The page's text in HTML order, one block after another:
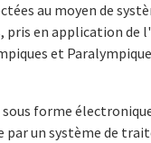
au moyen de
en application de
et
forme
un système de